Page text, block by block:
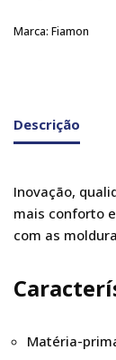
Marca: Fiamon
Descrição
Inovação,
mais conforto
com as
Matéria-